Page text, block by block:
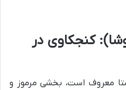
کنجکاوی در
معروف است، بخشی مرموز و